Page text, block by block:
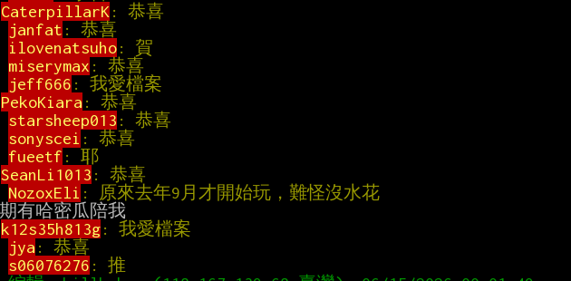
CaterpillarK : 恭喜
janfat : 恭喜
ilovenatsuho: 賀
miserymax : 恭喜
jeff666 : 我愛檔案
PekoKiara : 恭喜
starsheep013 : 恭喜
sonyscei : 恭喜
fueetf : 耶
SeanLi1013 : 恭喜
NozoxEli : 原來去年9月才開始玩，難怪沒水花
k12s35h813g: 我愛檔案
jya : 恭喜
s06076276 : 推